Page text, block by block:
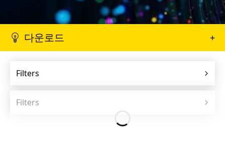
다운로드 +
Filters
Filters